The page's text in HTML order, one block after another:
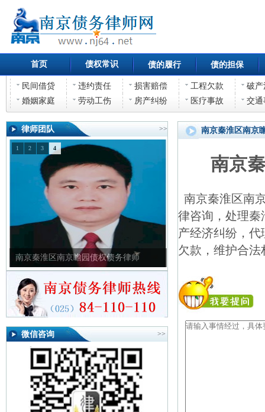
首页 债权常识 债的履行 债的担保
民间借贷 违约责任 损害赔偿 工程欠款
破产
婚姻家庭
劳动工伤 房产纠纷 医疗事故 交通
律师团队 >>
南京秦淮区南京瞻园债权债务律师
1 2 3 4
微信咨询 >>
南京秦淮区南京
南京
南京秦淮区南
律咨询，处理秦
产经济纠纷，
欠款，维护合法